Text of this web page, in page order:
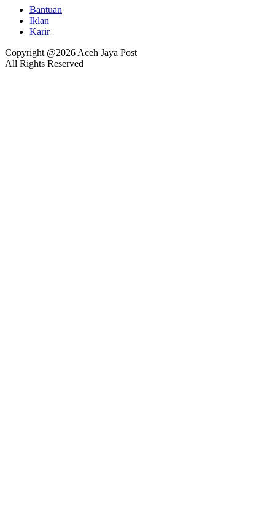
Bantuan
Iklan
Karir
Copyright @2026 Aceh Jaya Post
All Rights Reserved